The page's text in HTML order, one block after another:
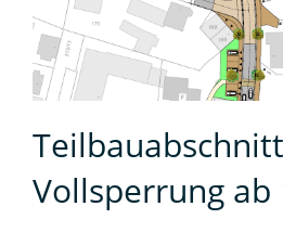
Vollsperrung ab